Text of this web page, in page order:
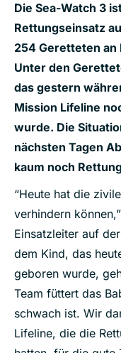
Die Sea-Watch 3
Rettungseinsatz
254 Geretteten
Unter den
das gestern
Mission Lifeline
wurde. Die
nächsten Tagen
kaum noch
“Heute hat die
verhindern
Einsatzleiter auf
dem Kind, das
geboren wurde,
Team füttert das
schwach ist. Wir
Lifeline, die die